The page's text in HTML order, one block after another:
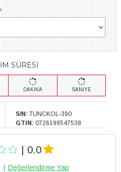
| 0.0
Değerlendirme Yap
SÜRESİ
DAKİKA SANİYE
S/N: TUNCKOL-390
GTIN: 0726199547538